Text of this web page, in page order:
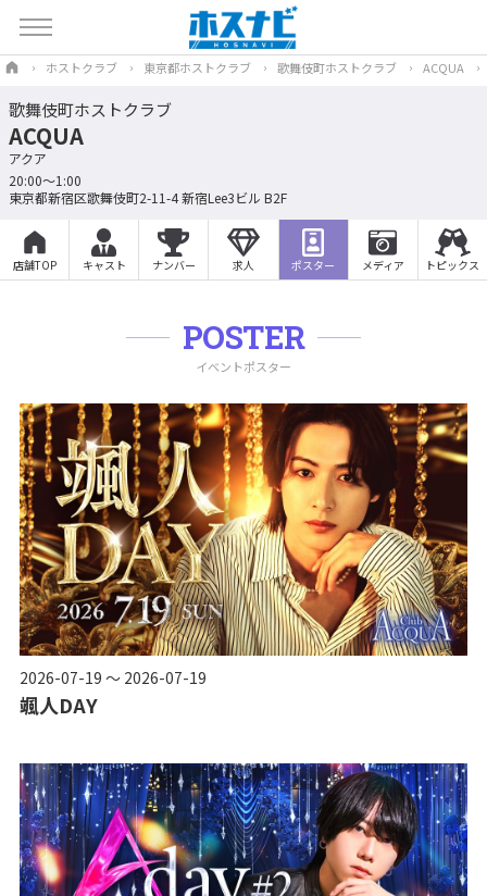
ホストクラブ 東京都ホストクラブ 歌舞伎町ホストクラブ ACQUA
歌舞伎町ホストクラブ
ACQUA
アクア
20:00〜1:00
東京都新宿区歌舞伎町2-11-4 新宿Lee3ビル B2F
店舗TOP キャスト ナンバー 求人 ポスター メディア トピックス
POSTER
イベントポスター
2026-07-19 ～ 2026-07-19
颯人DAY